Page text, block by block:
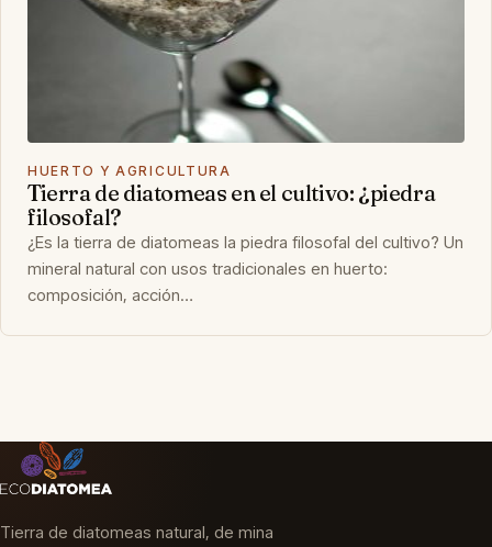
HUERTO Y AGRICULTURA
Tierra de diatomeas en el cultivo: ¿piedra
filosofal?
¿Es la tierra de diatomeas la piedra filosofal del cultivo? Un
mineral natural con usos tradicionales en huerto:
composición, acción…
Tierra de diatomeas natural, de mina